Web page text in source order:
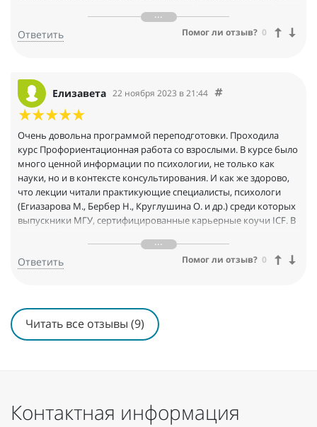
Когда захочется освежить какие-то знания или попробовать
освоить что-то новое, то вновь обращусь к ИПО, очень им
Ответить Помог ли отзыв? 0
Елизавета 22 ноября 2023 в 21:44
Очень довольна программой переподготовки. Проходила
курс Профориентационная работа со взрослыми. В курсе было
много ценной информации по психологии, не только как
науки, но и в контексте консультирования. И как же здорово,
что лекции читали практикующие специалисты, психологи
(Егиазарова М., Бербер Н., Круглушина О. и др.) среди которых
выпускники МГУ, сертифицированные карьерные коучи ICF. В
библиотеке. Отдельное большое спасибо за поддержку и
сопровождение на всех этапах куратору Марии Игоревне
ожидала. Благодарю!
Ответить Помог ли отзыв? 0
Читать все отзывы (9)
Контактная информация